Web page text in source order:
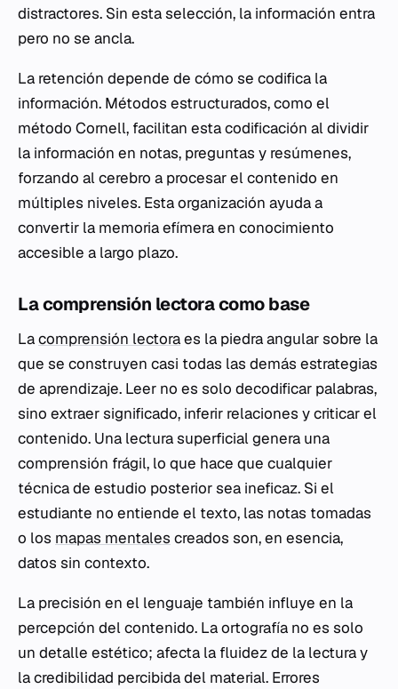
distractores. Sin esta selección, la información entra
pero no se ancla.
La retención depende de cómo se codifica la
información. Métodos estructurados, como el
método Cornell, facilitan esta codificación al dividir
la información en notas, preguntas y resúmenes,
forzando al cerebro a procesar el contenido en
múltiples niveles. Esta organización ayuda a
convertir la memoria efímera en conocimiento
accesible a largo plazo.
La comprensión lectora como base
Lacomprensión lectoraes la piedra angular sobre la
que se construyen casi todas las demás estrategias
de aprendizaje. Leer no es solo decodificar palabras,
sino extraer significado, inferir relaciones y criticar el
contenido. Una lectura superficial genera una
comprensión frágil, lo que hace que cualquier
técnica de estudio posterior sea ineficaz. Si el
estudiante no entiende el texto, las notas tomadas
o los mapas mentales creados son, en esencia,
datos sin contexto.
La precisión en el lenguaje también influye en la
percepción del contenido. La ortografía no es solo
un detalle estético; afecta la fluidez de la lectura y
la credibilidad percibida del material. Errores